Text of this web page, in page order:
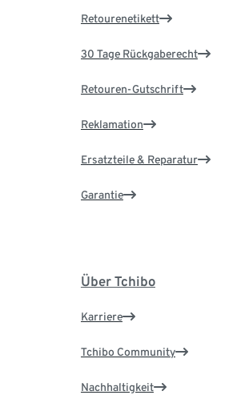
Retourenetikett
30 Tage Rückgaberecht
Retouren-Gutschrift
Reklamation
Ersatzteile & Reparatur
Garantie
Über Tchibo
Karriere
Tchibo Community
Nachhaltigkeit